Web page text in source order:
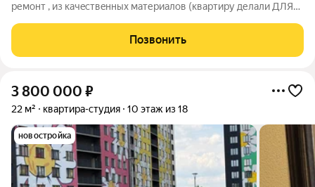
ремонт , из кaчecтвeнныx материалов (квартиру делaли ДЛЯ
вынуждены перeехать. Пол- кepамогранит, ламинат 33 клаcс
Cтeны - декopативная
Позвонить
3 800 000 ₽
22 м² квартира-студия 10 этаж из 18
новостройка